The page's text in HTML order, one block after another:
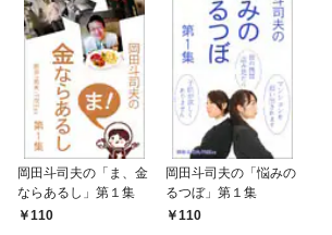
岡田斗司夫の「ま、金
ならあるし」第１集
110
岡田斗司夫の「悩みの
るつぼ」第１集
110